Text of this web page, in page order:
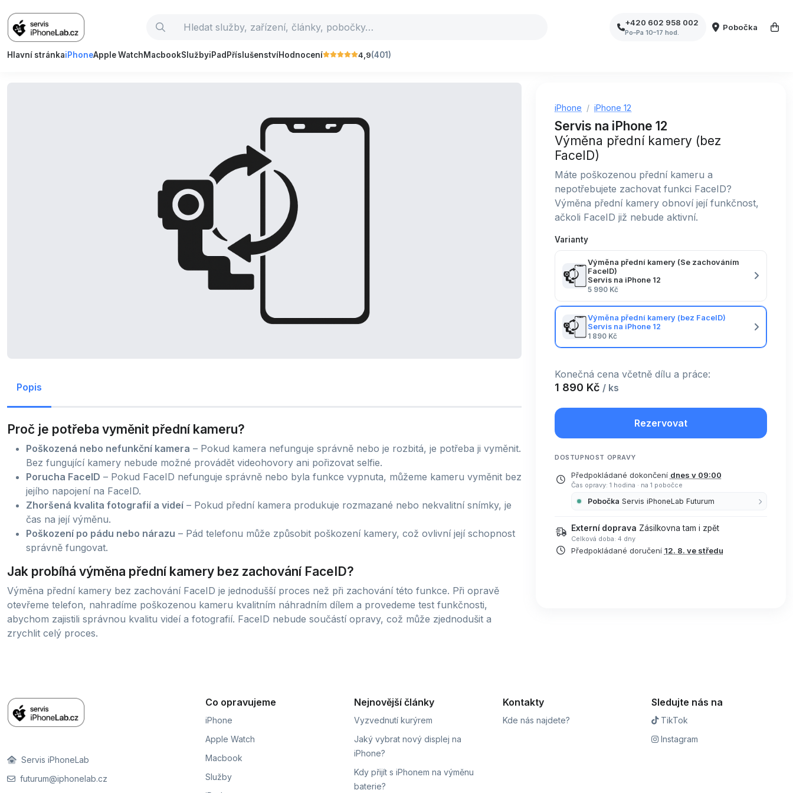
+420 602 958 002
Po–Pa 10–17 hod.
Pobočka
Hlavní stránkaiPhoneApple WatchMacbookSlužbyiPad PříslušenstvíHodnocení 4,9(401)
Popis
Proč je potřeba vyměnit přední kameru?
Poškozená nebo nefunkční kamera – Pokud kamera nefunguje správně nebo je rozbitá, je potřeba ji vyměnit.
Bez fungující kamery nebude možné provádět videohovory ani pořizovat selfie.
Porucha FaceID – Pokud FaceID nefunguje správně nebo byla funkce vypnuta, můžeme kameru vyměnit bez
jejího napojení na FaceID.
Zhoršená kvalita fotografií a videí – Pokud přední kamera produkuje rozmazané nebo nekvalitní snímky, je
čas na její výměnu.
Poškození po pádu nebo nárazu – Pád telefonu může způsobit poškození kamery, což ovlivní její schopnost
správně fungovat.
Jak probíhá výměna přední kamery bez zachování FaceID?
Výměna přední kamery bez zachování FaceID je jednodušší proces než při zachování této funkce. Při opravě
otevřeme telefon, nahradíme poškozenou kameru kvalitním náhradním dílem a provedeme test funkčnosti,
abychom zajistili správnou kvalitu videí a fotografií. FaceID nebude součástí opravy, což může zjednodušit a
zrychlit celý proces.
iPhone iPhone 12
Servis na iPhone 12
Výměna přední kamery (bez
FaceID)
Máte poškozenou přední kameru a
nepotřebujete zachovat funkci FaceID?
Výměna přední kamery obnoví její funkčnost,
ačkoli FaceID již nebude aktivní.
Varianty
Výměna přední kamery (Se zachováním
FaceID)
Servis na iPhone 12
5 990 Kč
Výměna přední kamery (bez FaceID)
Servis na iPhone 12
1 890 Kč
Konečná cena včetně dílu a práce:
1 890 Kč / ks
Rezervovat
DOSTUPNOST OPRAVY
Předpokládané dokončení dnes v 09:00
Čas opravy: 1 hodina · na 1 pobočce
Pobočka Servis iPhoneLab Futurum
Externí doprava Zásilkovna tam i zpět
Celková doba: 4 dny
Předpokládané doručení 12. 8. ve středu
Servis iPhoneLab
futurum@iphonelab.cz
Co opravujeme
iPhone
Apple Watch
Macbook
Služby
Nejnovější články
Vyzvednutí kurýrem
Jaký vybrat nový displej na
iPhone?
Kdy přijít s iPhonem na výměnu
baterie?
Kontakty
Kde nás najdete?
Sledujte nás na
TikTok
Instagram